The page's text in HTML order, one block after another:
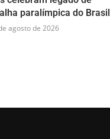
paralímpica do Brasil
agosto de 2026